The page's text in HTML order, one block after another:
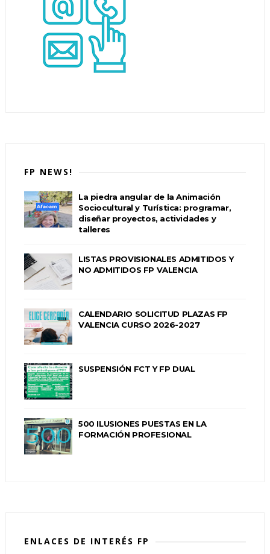
FP NEWS!
La piedra angular de la Animación
Sociocultural y Turística: programar,
diseñar proyectos, actividades y
talleres
LISTAS PROVISIONALES ADMITIDOS Y
NO ADMITIDOS FP VALENCIA
CALENDARIO SOLICITUD PLAZAS FP
VALENCIA CURSO 2026-2027
SUSPENSIÓN FCT Y FP DUAL
500 ILUSIONES PUESTAS EN LA
FORMACIÓN PROFESIONAL
ENLACES DE INTERÉS FP